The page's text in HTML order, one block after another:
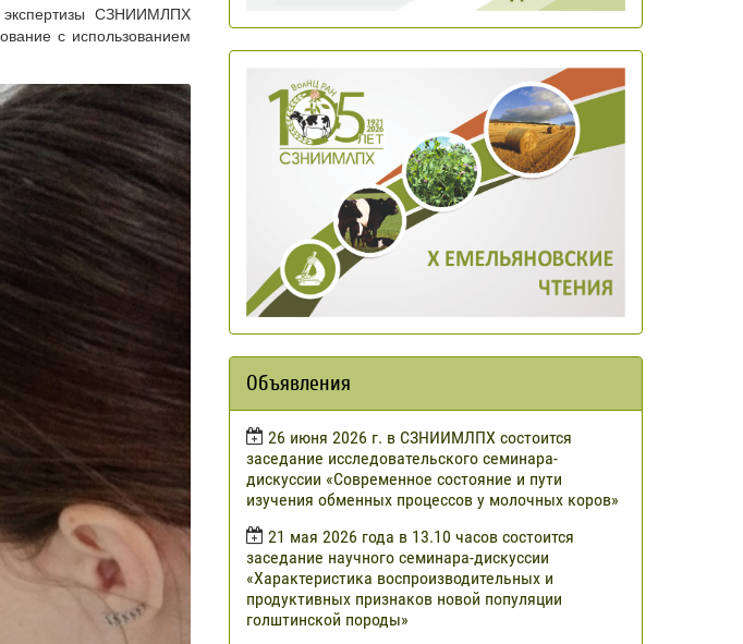
экспертизы СЗНИИМЛПХ
с использованием
Объявления
​26 июня 2026 г. в СЗНИИМЛПХ состоится
заседание исследовательского семинара-
дискуссии «Современное состояние и пути
изучения обменных процессов у молочных коров»
21 мая 2026 года в 13.10 часов состоится
заседание научного семинара-дискуссии
«Характеристика воспроизводительных и
продуктивных признаков новой популяции
голштинской породы»